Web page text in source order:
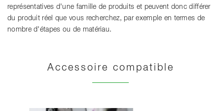
représentatives d'une famille de produits et peuvent donc différer
du produit réel que vous recherchez, par exemple en termes de
nombre d'étapes ou de matériau.
Accessoire compatible